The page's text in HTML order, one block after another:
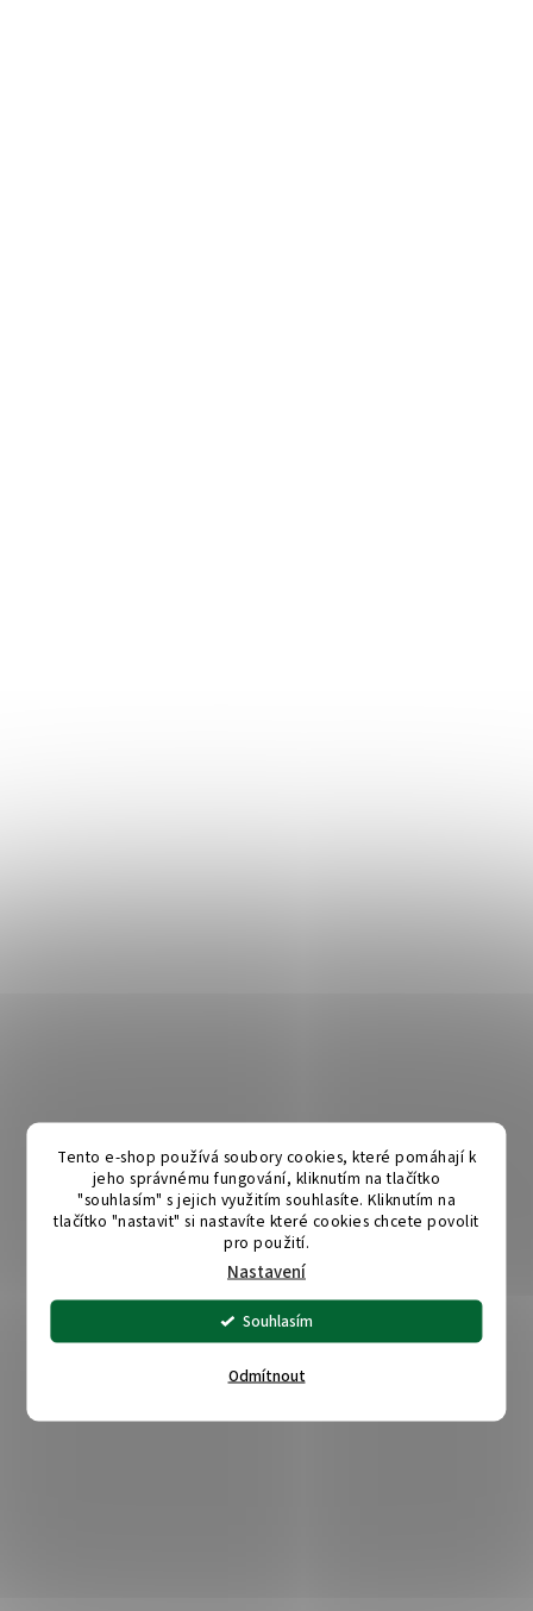
Tento e-shop používá soubory cookies, které pomáhají k
jeho správnému fungování, kliknutím na tlačítko
"souhlasím" s jejich využitím souhlasíte. Kliknutím na
tlačítko "nastavit" si nastavíte které cookies chcete povolit
pro použití.
Nastavení
Odmítnout
Souhlasím